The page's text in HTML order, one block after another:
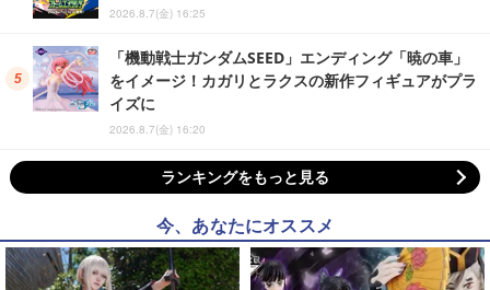
2026.8.7(金) 16:25
「機動戦士ガンダムSEED」エンディング「暁の車」
をイメージ！カガリとラクスの新作フィギュアがプラ
イズに
2026.8.7(金) 16:20
ランキングをもっと見る
今、あなたにオススメ